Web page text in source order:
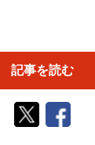
記事を読む